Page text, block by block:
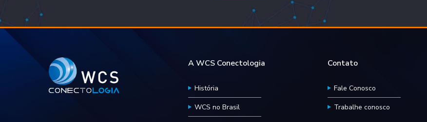
A WCS Conectologia
História
WCS no Brasil
Contato
Fale Conosco
Trabalhe conosco